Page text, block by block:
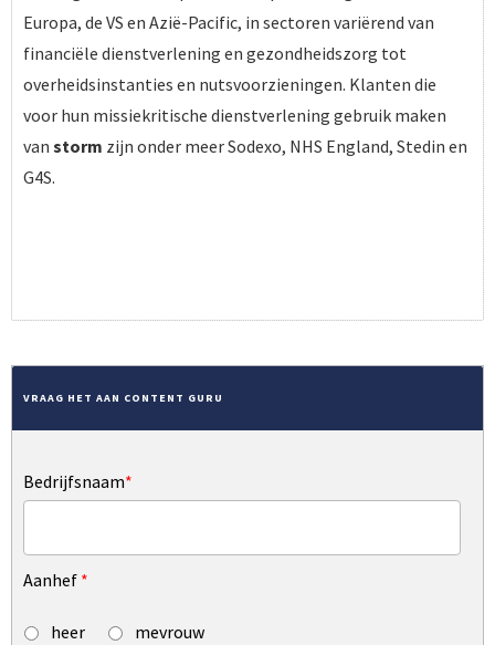
Europa, de VS en Azië-Pacific, in sectoren variërend van
financiële dienstverlening en gezondheidszorg tot
overheidsinstanties en nutsvoorzieningen. Klanten die
voor hun missiekritische dienstverlening gebruik maken
van storm zijn onder meer Sodexo, NHS England, Stedin en
G4S.
VRAAG HET AAN CONTENT GURU
Bedrijfsnaam*
Aanhef *
heer mevrouw